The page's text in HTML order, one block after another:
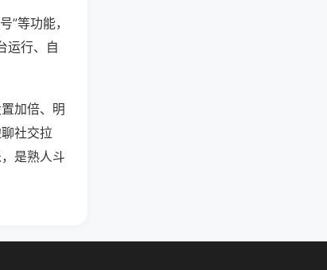
”等功能，
运行、自
加倍、明
社交拉
是熟人斗